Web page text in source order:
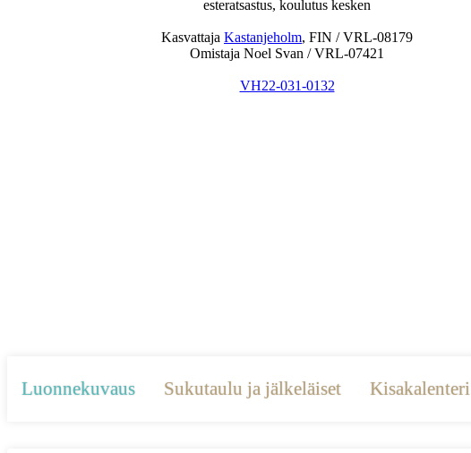
esteratsastus, koulutus kesken
Kasvattaja Kastanjeholm, FIN / VRL-08179
Omistaja Noel Svan / VRL-07421
VH22-031-0132
Luonnekuvaus Sukutaulu ja jälkeläiset Kisakalenteri